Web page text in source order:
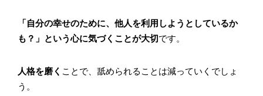
「自分の幸せのために、他人を利用しようとしているか
も？」という心に気づくことが大切です。
人格を磨く ことで、舐められることは減っていくでしょ
う。